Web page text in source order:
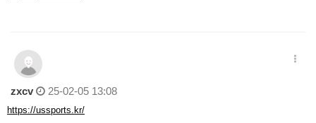
zxcv 25-02-05 13:08
https://ussports.kr/